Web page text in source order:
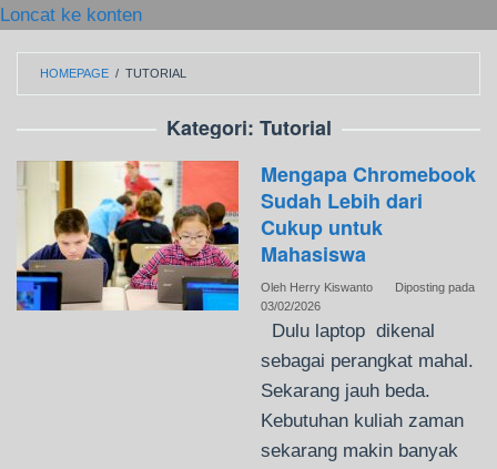
Loncat ke konten
HOMEPAGE / TUTORIAL
Kategori: Tutorial
Mengapa Chromebook
Sudah Lebih dari
Cukup untuk
Mahasiswa
Oleh Herry Kiswanto
Diposting pada
03/02/2026
Dulu laptop dikenal
sebagai perangkat mahal.
Sekarang jauh beda.
Kebutuhan kuliah zaman
sekarang makin banyak